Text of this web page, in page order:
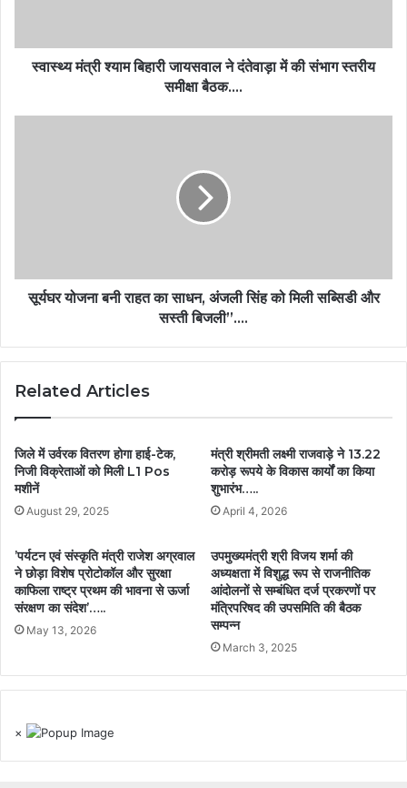
स्वास्थ्य मंत्री श्याम बिहारी जायसवाल ने दंतेवाड़ा में की संभाग स्तरीय
समीक्षा बैठक….
सूर्यघर योजना बनी राहत का साधन, अंजली सिंह को मिली सब्सिडी और
सस्ती बिजली”….
Related Articles
जिले में उर्वरक वितरण होगा हाई-टेक,
निजी विक्रेताओं को मिली L1 Pos
मशीनें
August 29, 2025
मंत्री श्रीमती लक्ष्मी राजवाड़े ने 13.22
करोड़ रूपये के विकास कार्यों का किया
शुभारंभ…..
April 4, 2026
’पर्यटन एवं संस्कृति मंत्री राजेश अग्रवाल
ने छोड़ा विशेष प्रोटोकॉल और सुरक्षा
काफिला राष्ट्र प्रथम की भावना से ऊर्जा
संरक्षण का संदेश’…..
May 13, 2026
उपमुख्यमंत्री श्री विजय शर्मा की
अध्यक्षता में विशुद्ध रूप से राजनीतिक
आंदोलनों से सम्बंधित दर्ज प्रकरणों पर
मंत्रिपरिषद की उपसमिति की बैठक
सम्पन्न
March 3, 2025
×